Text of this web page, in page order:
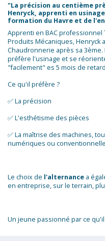
"La précision au centième
Henryck, apprenti en
formation du Havre et de
Apprenti en BAC professionnel
Produits Mécaniques, Henryck
Chaudronnerie après sa
préfère l'usinage et se
"facilement" es 5 mois de
Ce qu'il préfère ?
✅ La précision
✅ L'esthétisme des pièces
✅ La maîtrise des machines,
numériques ou
Le choix de l'alternance a
en entreprise, sur le terrain,
Un jeune passionné par ce